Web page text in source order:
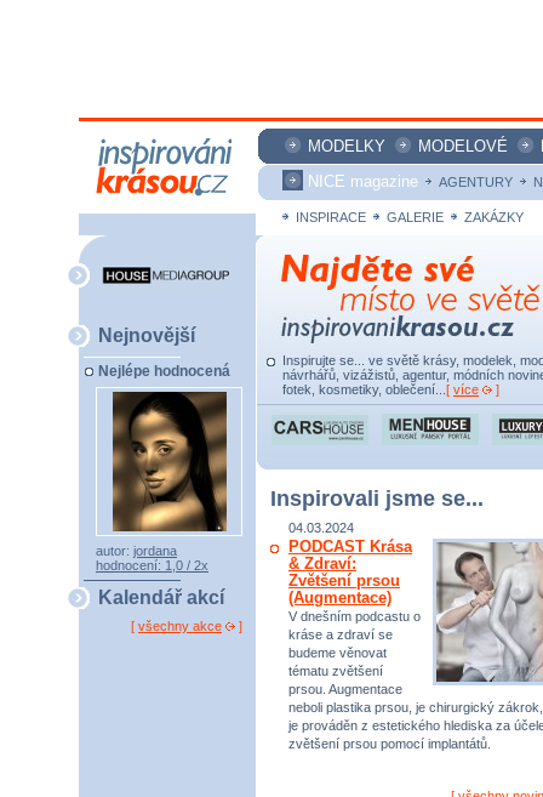
MODELKY MODELOVÉ
NICE magazine
AGENTURY
INSPIRACE GALERIE ZAKÁZKY
Nejnovější
Nejlépe hodnocená
autor: jordana
hodnocení: 1,0 / 2x
Kalendář akcí
[ všechny akce ]
Inspirujte se... ve světě krásy, modelek,
návrhářů, vizážistů, agentur, módních
fotek, kosmetiky, oblečení... [ více ]
Inspirovali jsme se...
04.03.2024
PODCAST Krása
& Zdraví:
Zvětšení prsou
(Augmentace)
V dnešním podcastu o
kráse a zdraví se
budeme věnovat
tématu zvětšení
prsou. Augmentace
neboli plastika prsou, je chirurgický
je prováděn z estetického hlediska za
zvětšení prsou pomocí implantátů.